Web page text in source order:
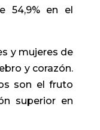
54,9% en el
y mujeres de
y corazón.
son el fruto
superior en